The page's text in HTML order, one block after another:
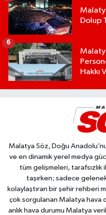
Dolup
Hakkı
6
Malatya Söz, Doğu
ve en dinamik yerel medya
tüm gelişmeleri, tarafsızlık
taşırken; sadece
kolaylaştıran bir şehir rehberi
çok sorgulanan Malatya hava
anlık hava durumu Malatya